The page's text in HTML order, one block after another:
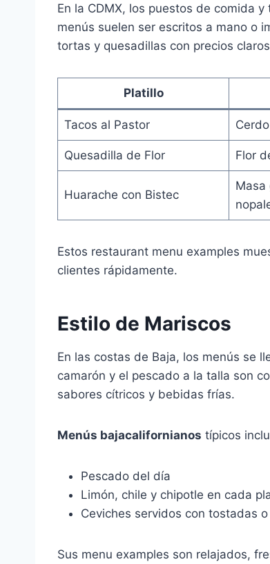
En la CDMX, los puestos de comida
menús suelen ser escritos a mano o
tortas y quesadillas con precios
Platillo
Tacos al Pastor
Quesadilla de Flor Flor
Huarache con Bistec
Masa
Estos restaurant menu examples
clientes rápidamente.
Estilo de Mariscos
En las costas de Baja, los menús se
camarón y el pescado a la talla son
sabores cítricos y bebidas frías.
Menús bajacalifornianos típicos
Pescado del día
Limón, chile y chipotle en cada
Ceviches servidos con tostadas
Sus menu examples son relajados,